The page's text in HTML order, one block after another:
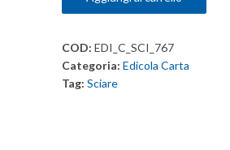
Dicembre
quantità
COD:EDI_C_SCI_767
Categoria:Edicola Carta
Tag:Sciare